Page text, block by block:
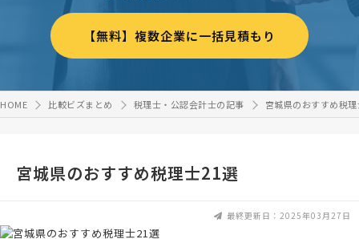
【無料】複数企業に一括見積もり
HOME 比較ビズまとめ 税理士・公認会計士の記事 宮城県のおすすめ税
宮城県のおすすめ税理士21選
最終更新日：2025年03月27日